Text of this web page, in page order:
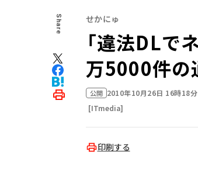
Share せかにゅ
「違法DLで
万5000件の
公開 2010年10月26日 16時18分
[ITmedia]
印刷する